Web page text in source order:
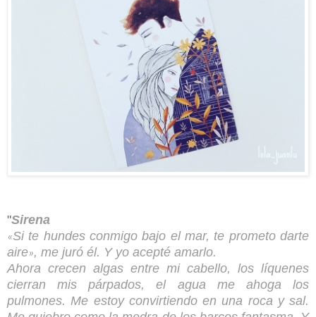
"Sirena
«Si te hundes conmigo bajo el mar, te prometo darte
aire», me juró él. Y yo acepté amarlo.
Ahora crecen algas entre mi cabello, los líquenes
cierran mis párpados, el agua me ahoga los
pulmones. Me estoy convirtiendo en una roca y sal.